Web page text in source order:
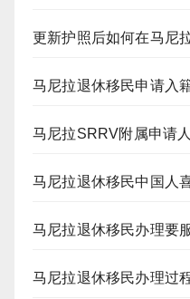
更新护照后如何在马尼
马尼拉退休移民申请入
马尼拉SRRV附属申请
马尼拉退休移民中国人
马尼拉退休移民办理要
马尼拉退休移民办理过